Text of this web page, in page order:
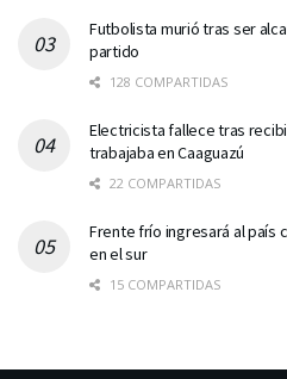
Futbolista murió tras ser
partido
128 COMPARTIDAS
Electricista fallece tras
trabajaba en Caaguazú
22 COMPARTIDAS
Frente frío ingresará al país
en el sur
15 COMPARTIDAS